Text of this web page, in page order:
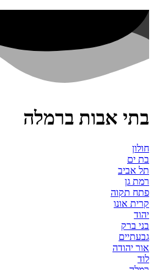
בתי אבות ברמלה
חולון
בת ים
תל אביב
רמת גן
פתח תקוה
קרית אונו
יהוד
בני ברק
גבעתיים
אור יהודה
לוד